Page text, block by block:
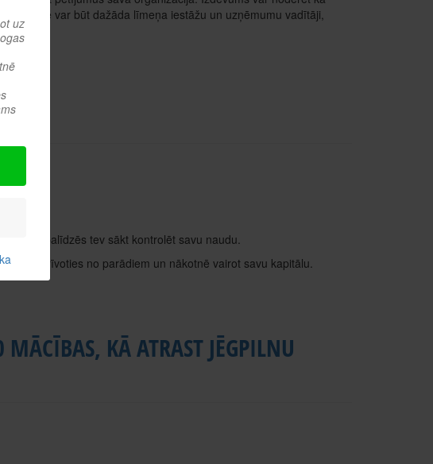
Tie var būt dažāda līmeņa iestāžu un uzņēmumu vadītāji,
kas palīdzēs tev sākt kontrolēt savu naudu.
atbrīvoties no parādiem un nākotnē vairot savu kapitālu.
KĀ ATRAST JĒGPILNU
uz